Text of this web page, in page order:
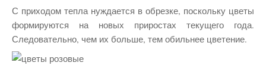
С приходом тепла нуждается в обрезке, поскольку цветы
формируются на новых приростах текущего года.
Следовательно, чем их больше, тем обильнее цветение.